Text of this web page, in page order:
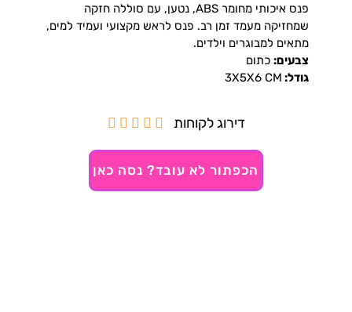
פנס איכותי מחומר ABS, נטען, עם סוללה חזקה
שמחזיקה מעמד זמן רב. פנס לראש מקצועי ועמיד למים,
מתאים למבוגרים וילדים.
צבעים: כתום
גודל: 3X5X6 CM
דירוג לקוחות 




הכפתור לא עובד? נסה כאן